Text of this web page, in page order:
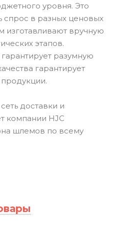
уровня. Это
спрос в разных ценовых
изготавливают вручную
этапов.
разумную
гарантирует
доставки и
компании HJC
шлемов по всему